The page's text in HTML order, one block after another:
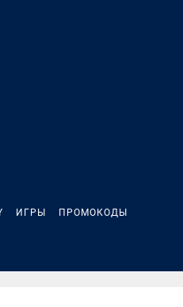
ИГРЫ ПРОМОКОДЫ